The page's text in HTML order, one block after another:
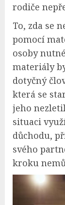
rodiče
To, zda se
pomocí
osoby
materiály
dotyčný
která se
jeho
situaci
důchodu,
svého
kroku